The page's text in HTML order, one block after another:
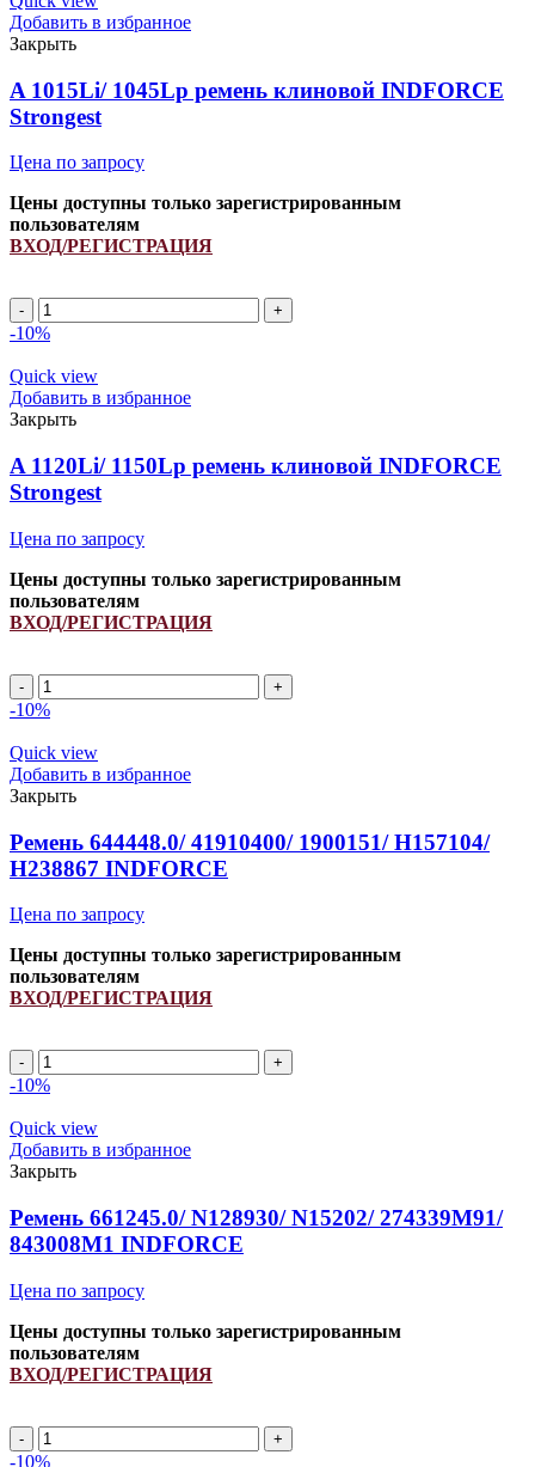
Добавить в избранное
Закрыть
A 1015Li/ 1045Lp ремень клиновой INDFORCE
Strongest
Цена по запросу
Цены доступны только зарегистрированным
пользователям
ВХОД/РЕГИСТРАЦИЯ
A
1015Li/
ремень
клиновой
INDFORCE
Strongest
quantity
-10%
Quick view
Добавить в избранное
Закрыть
A 1120Li/ 1150Lp ремень клиновой INDFORCE
Strongest
Цена по запросу
Цены доступны только зарегистрированным
пользователям
ВХОД/РЕГИСТРАЦИЯ
A
1120Li/
ремень
клиновой
INDFORCE
Strongest
quantity
-10%
Quick view
Добавить в избранное
Закрыть
Ремень 644448.0/ 41910400/ 1900151/ H157104/
H238867 INDFORCE
Цена по запросу
Цены доступны только зарегистрированным
пользователям
ВХОД/РЕГИСТРАЦИЯ
Ремень
644448.0/
1900151/
H157104/
H238867
INDFORCE
quantity
-10%
Quick view
Добавить в избранное
Закрыть
Ремень 661245.0/ N128930/ N15202/ 274339M91/
843008M1 INDFORCE
Цена по запросу
Цены доступны только зарегистрированным
пользователям
ВХОД/РЕГИСТРАЦИЯ
Ремень
661245.0/
-10%